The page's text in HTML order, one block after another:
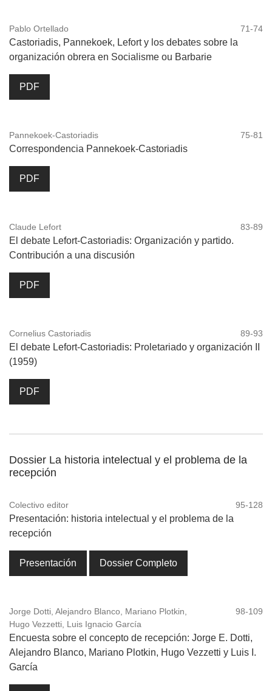
Pablo Ortellado 71-74
Castoriadis, Pannekoek, Lefort y los debates sobre la
organización obrera en Socialisme ou Barbarie
PDF
Pannekoek-Castoriadis 75-81
Correspondencia Pannekoek-Castoriadis
PDF
Claude Lefort 83-89
El debate Lefort-Castoriadis: Organización y partido.
Contribución a una discusión
PDF
Cornelius Castoriadis 89-93
El debate Lefort-Castoriadis: Proletariado y organización II
(1959)
PDF
Dossier La historia intelectual y el problema de la
recepción
Colectivo editor 95-128
Presentación: historia intelectual y el problema de la
recepción
Presentación Dossier Completo
Jorge Dotti, Alejandro Blanco, Mariano Plotkin,
Hugo Vezzetti, Luis Ignacio García
98-109
Encuesta sobre el concepto de recepción: Jorge E. Dotti,
Alejandro Blanco, Mariano Plotkin, Hugo Vezzetti y Luis I.
García